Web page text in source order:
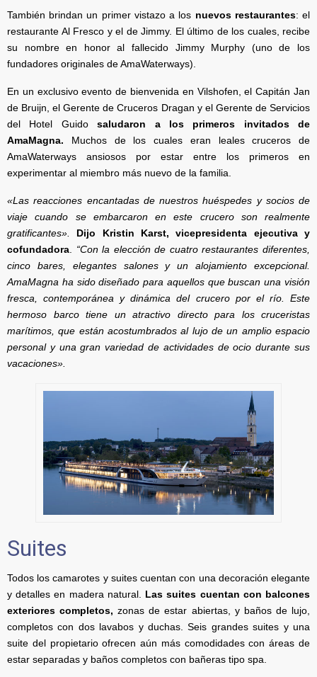
También brindan un primer vistazo a los nuevos restaurantes: el
restaurante Al Fresco y el de Jimmy. El último de los cuales, recibe
su nombre en honor al fallecido Jimmy Murphy (uno de los
fundadores originales de AmaWaterways).
En un exclusivo evento de bienvenida en Vilshofen, el Capitán Jan
de Bruijn, el Gerente de Cruceros Dragan y el Gerente de Servicios
del Hotel Guidosaludaron a los primeros invitados de
AmaMagna. Muchos de los cuales eran leales cruceros de
AmaWaterways ansiosos por estar entre los primeros en
experimentar al miembro más nuevo de la familia.
«Las reacciones encantadas de nuestros huéspedes y socios de
viaje cuando se embarcaron en este crucero son realmente
gratificantes».
Dijo Kristin Karst, vicepresidenta ejecutiva y
cofundadora. “Con la elección de cuatro restaurantes diferentes,
cinco bares, elegantes salones y un alojamiento excepcional.
AmaMagna ha sido diseñado para aquellos que buscan una visión
fresca, contemporánea y dinámica del crucero por el río. Este
hermoso barco tiene un atractivo directo para los cruceristas
marítimos, que están acostumbrados al lujo de un amplio espacio
personal y una gran variedad de actividades de ocio durante sus
vacaciones».
Suites
Todos los camarotes y suites cuentan con una decoración elegante
y detalles en madera natural. Las suites cuentan con balcones
exteriores completos,zonas de estar abiertas, y baños de lujo,
completos con dos lavabos y duchas. Seis grandes suites y una
suite del propietario ofrecen aún más comodidades con áreas de
estar separadas y baños completos con bañeras tipo spa.